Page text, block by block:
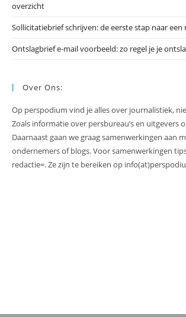
overzicht
Sollicitatiebrief schrijven: de eerste stap naar een
Ontslagbrief e-mail voorbeeld: zo regel je je
Over Ons:
Op perspodium vind je alles over journalistiek,
Zoals informatie over persbureau’s en uitgevers
Daarnaast gaan we graag samenwerkingen aan
ondernemers of blogs. Voor samenwerkingen
redactie=. Ze zijn te bereiken op